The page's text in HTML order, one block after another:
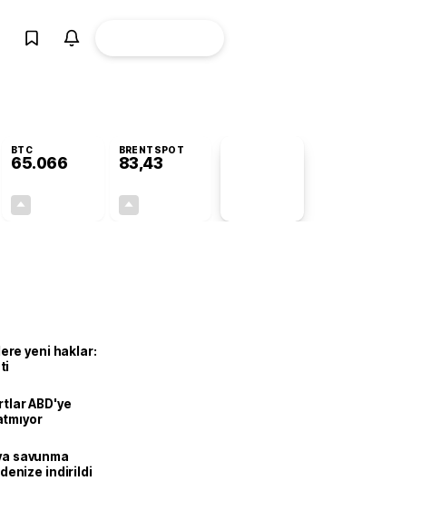
BTC
65.066
BRENTSPOT
83,43
yeni haklar:
ABD'ye
savunma
indirildi